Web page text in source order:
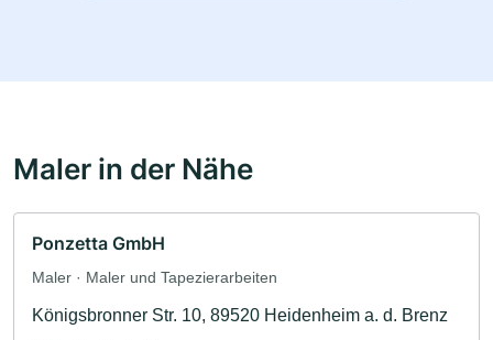
Maler in der Nähe
Ponzetta GmbH
Maler · Maler und Tapezierarbeiten
Königsbronner Str. 10, 89520 Heidenheim a. d. Brenz